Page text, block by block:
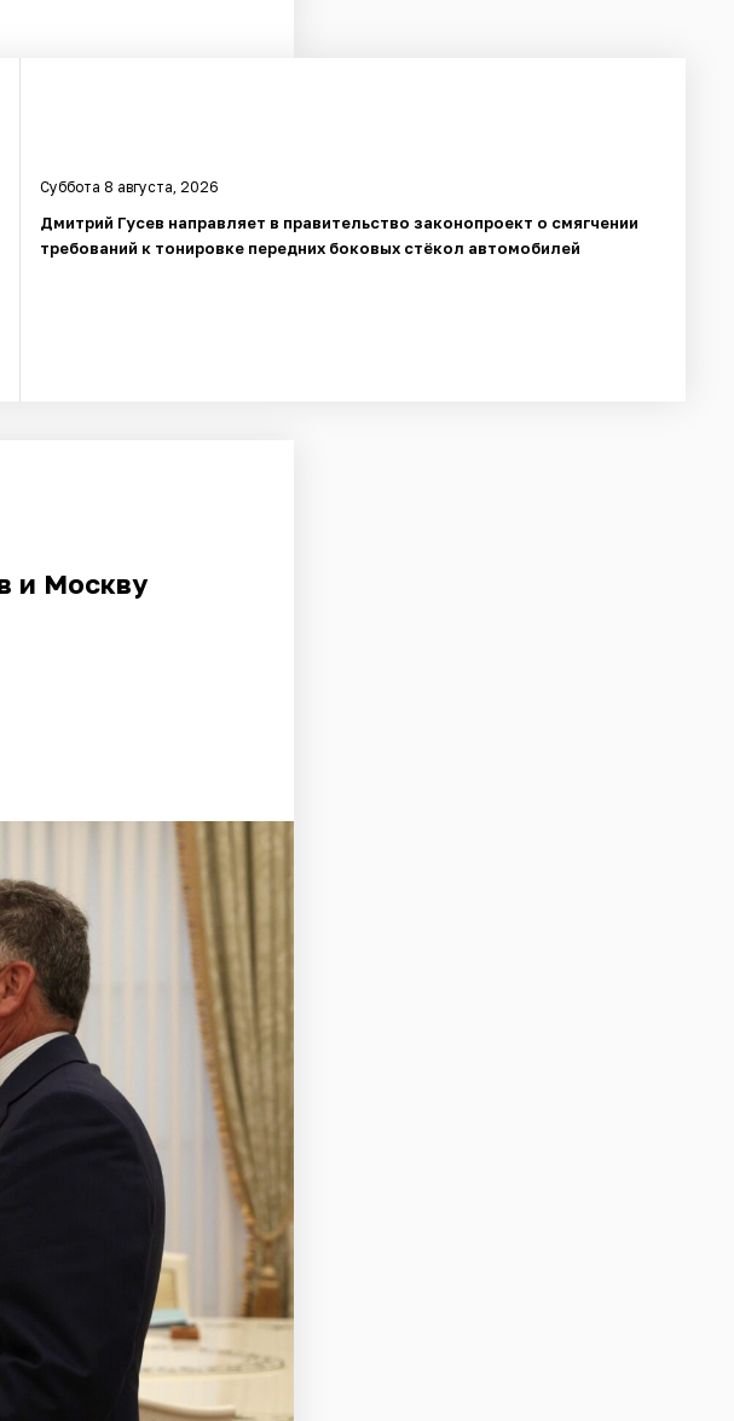
Суббота 8 августа, 2026
Дмитрий Гусев направляет в правительство законопроект о смягчении
требований к тонировке передних боковых стёкол автомобилей
и Москву